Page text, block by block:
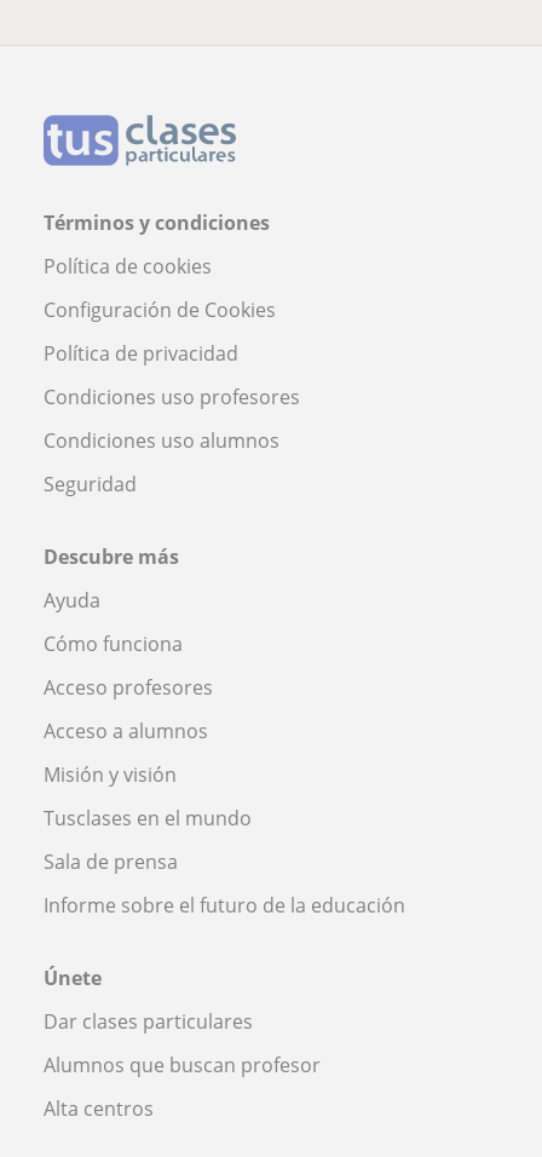
Términos y condiciones
Política de cookies
Configuración de Cookies
Política de privacidad
Condiciones uso profesores
Condiciones uso alumnos
Seguridad
Descubre más
Ayuda
Cómo funciona
Acceso profesores
Acceso a alumnos
Misión y visión
Tusclases en el mundo
Sala de prensa
Informe sobre el futuro de la educación
Únete
Dar clases particulares
Alumnos que buscan profesor
Alta centros